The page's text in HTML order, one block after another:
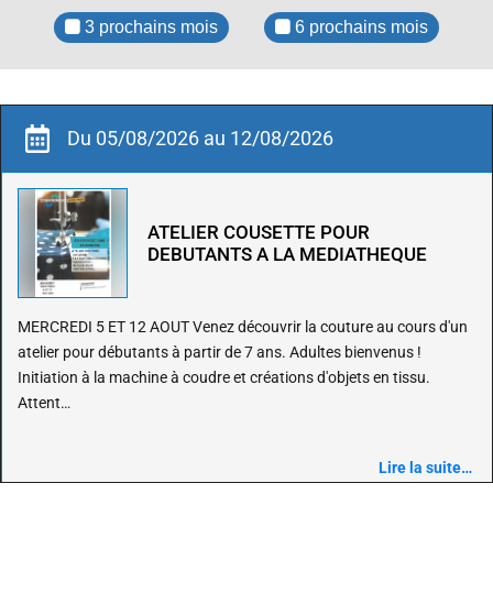
3 prochains mois 6 prochains mois
Du 05/08/2026 au 12/08/2026
ATELIER COUSETTE POUR
DEBUTANTS A LA MEDIATHEQUE
MERCREDI 5 ET 12 AOUT Venez découvrir la couture au cours d'un
atelier pour débutants à partir de 7 ans. Adultes bienvenus !
Initiation à la machine à coudre et créations d'objets en tissu.
Attent…
Lire la suite…